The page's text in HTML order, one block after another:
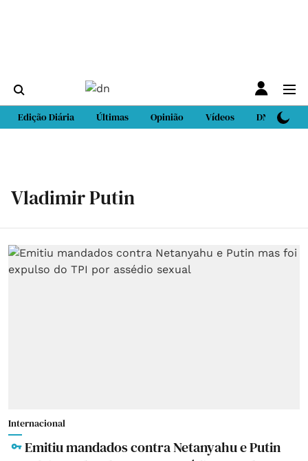
Edição Diária Últimas Opinião Vídeos DN Sport
Vladimir Putin
Internacional
Emitiu mandados contra Netanyahu e Putin